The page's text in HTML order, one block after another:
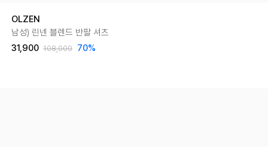
OLZEN
남성) 린넨 블렌드 반팔 셔츠
31,900 108,000 70%